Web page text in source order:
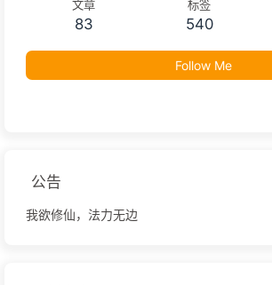
文章
83
标签
540
Follow Me
公告
我欲修仙，法力无边